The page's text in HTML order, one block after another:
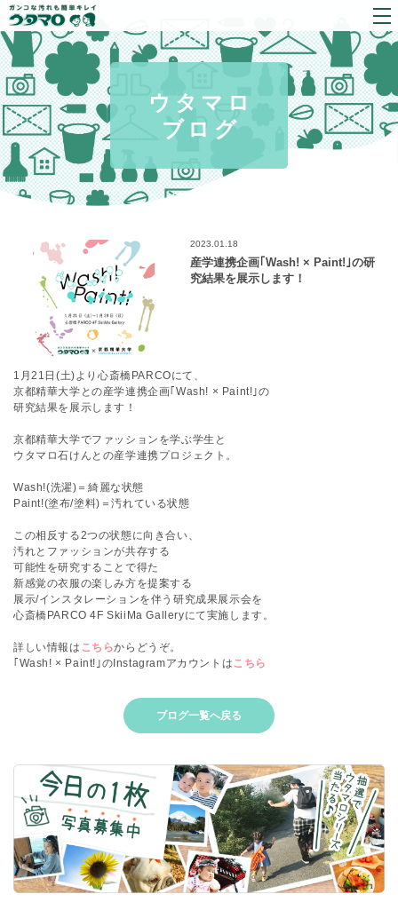
ウタマロ
ブログ
2023.01.18
産学連携企画｢Wash! × Paint!｣の研
究結果を展示します！
1月21日(土)より心斎橋PARCOにて、
京都精華大学との産学連携企画｢Wash! × Paint!｣の
研究結果を展示します！
京都精華大学でファッションを学ぶ学生と
ウタマロ石けんとの産学連携プロジェクト。
Wash!(洗濯)＝綺麗な状態
Paint!(塗布/塗料)＝汚れている状態
この相反する2つの状態に向き合い、
汚れとファッションが共存する
可能性を研究することで得た
新感覚の衣服の楽しみ方を提案する
展示/インスタレーションを伴う研究成果展示会を
心斎橋PARCO 4F SkiiMa Galleryにて実施します。
詳しい情報は こちらからどうぞ。
｢Wash! × Paint!｣のInstagramアカウントはこちら
ブログ一覧へ戻る